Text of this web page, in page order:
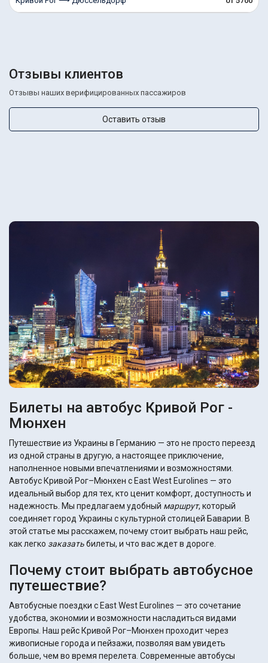
Отзывы клиентов
Отзывы наших верифицированных пассажиров
Оставить отзыв
Билеты на автобус Кривой Рог -
Мюнхен
Путешествие из Украины в Германию — это не просто переезд
из одной страны в другую, а настоящее приключение,
наполненное новыми впечатлениями и возможностями.
Автобус Кривой Рог–Мюнхен с East West Eurolines — это
идеальный выбор для тех, кто ценит комфорт, доступность и
надежность. Мы предлагаем удобный маршрут, который
соединяет город Украины с культурной столицей Баварии. В
этой статье мы расскажем, почему стоит выбрать наш рейс,
как легко заказатьбилеты, и что вас ждет в дороге.
Почему стоит выбрать автобусное
путешествие?
Автобусные поездки с East West Eurolines — это сочетание
удобства, экономии и возможности насладиться видами
Европы. Наш рейс Кривой Рог–Мюнхен проходит через
живописные города и пейзажи, позволяя вам увидеть
больше, чем во время перелета. Современные автобусы